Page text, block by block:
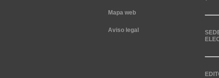
Mapa web
Aviso legal